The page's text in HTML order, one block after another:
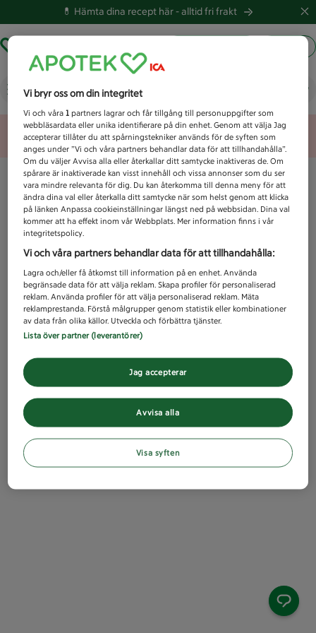
💊 Hämta dina recept här -alltid fri frakt
Vad letar du efter idag?
Unknown error
Vi bryr oss om din integritet
Vi och våra1 partners lagrar och får tillgång till personuppgifter som
webbläsardata eller unika identifierare på din enhet. Genom att välja Jag
accepterar tillåter du att spårningstekniker används för de syften som
anges under ”Vi och våra partners behandlar data för att tillhandahålla”.
Om du väljer Avvisa alla eller återkallar ditt samtycke inaktiveras de. Om
spårare är inaktiverade kan visst innehåll och vissa annonser som du ser
vara mindre relevanta för dig. Du kan återkomma till denna meny för att
ändra dina val eller återkalla ditt samtycke när som helst genom att klicka
på länken Anpassa cookieinställningar längst ned på webbsidan. Dina val
kommer att ha effekt inom vår Webbplats. Mer information finns i vår
integritetspolicy.
Vi och våra partners behandlar data för att tillhandahålla:
Lagra och/eller få åtkomst till information på en enhet. Använda
begränsade data för att välja reklam. Skapa profiler för personaliserad
reklam. Använda profiler för att välja personaliserad reklam. Mäta
reklamprestanda. Förstå målgrupper genom statistik eller kombinationer
av data från olika källor. Utveckla och förbättra tjänster.
Lista över partner (leverantörer)
Avvisa alla
Jag accepterar
Visa syften